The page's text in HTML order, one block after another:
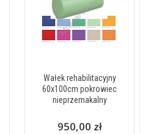
Wałek rehabilitacyjny
60x100cm pokrowiec
nieprzemakalny
950,00 zł